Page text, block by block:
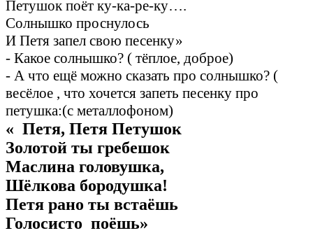
Петушок поёт ку-ка-ре-ку….
Солнышко проснулось
И Петя запел свою песенку»
- Какое солнышко? ( тёплое, доброе)
- А что ещё можно сказать про солнышко? (
весёлое , что хочется запеть песенку про
петушка:(с металлофоном)
« Петя, Петя Петушок
Золотой ты гребешок
Маслина головушка,
Шёлкова бородушка!
Петя рано ты встаёшь
Голосисто поёшь»